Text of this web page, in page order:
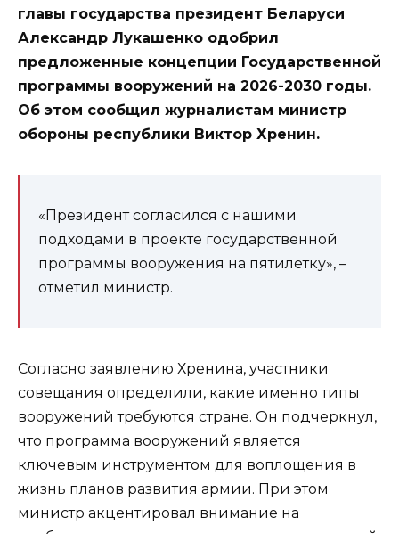
главы государства президент Беларуси
Александр Лукашенко одобрил
предложенные концепции Государственной
программы вооружений на 2026-2030 годы.
Об этом сообщил журналистам министр
обороны республики Виктор Хренин.
«Президент согласился с нашими
подходами в проекте государственной
программы вооружения на пятилетку», –
отметил министр.
Согласно заявлению Хренина, участники
совещания определили, какие именно типы
вооружений требуются стране. Он подчеркнул,
что программа вооружений является
ключевым инструментом для воплощения в
жизнь планов развития армии. При этом
министр акцентировал внимание на